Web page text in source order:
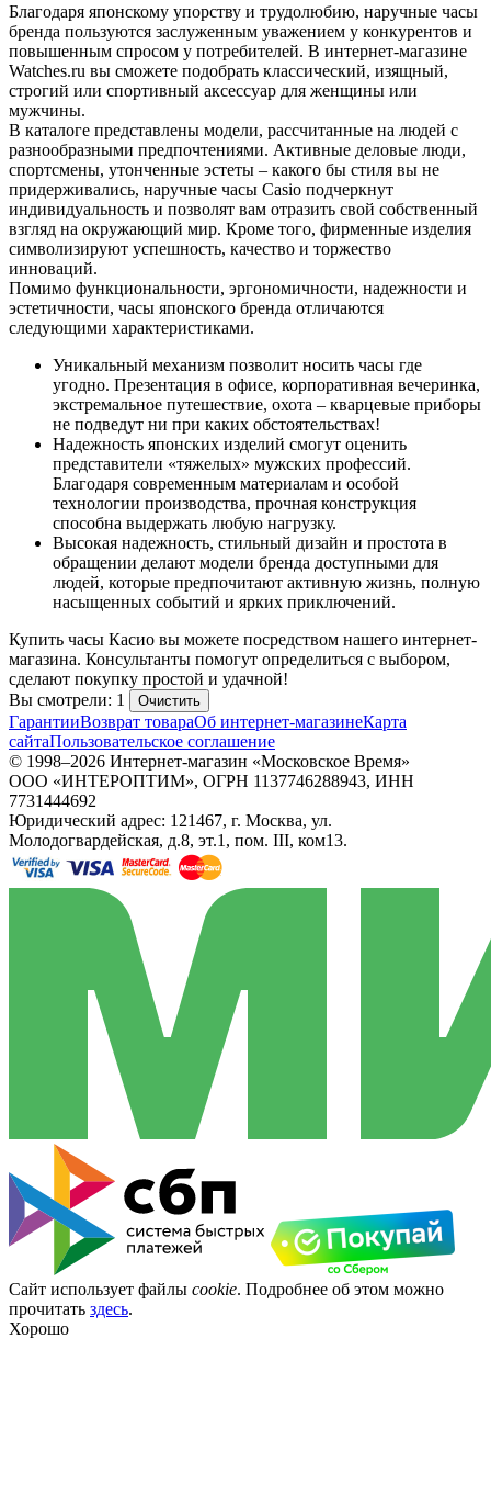
Благодаря японскому упорству и трудолюбию, наручные часы
бренда пользуются заслуженным уважением у конкурентов и
повышенным спросом у потребителей. В интернет-магазине
Watches.ru вы сможете подобрать классический, изящный,
строгий или спортивный аксессуар для женщины или
мужчины.
В каталоге представлены модели, рассчитанные на людей с
разнообразными предпочтениями. Активные деловые люди,
спортсмены, утонченные эстеты – какого бы стиля вы не
придерживались, наручные часы Casio подчеркнут
индивидуальность и позволят вам отразить свой собственный
взгляд на окружающий мир. Кроме того, фирменные изделия
символизируют успешность, качество и торжество
инноваций.
Помимо функциональности, эргономичности, надежности и
эстетичности, часы японского бренда отличаются
следующими характеристиками.
Уникальный механизм позволит носить часы где
угодно. Презентация в офисе, корпоративная вечеринка,
экстремальное путешествие, охота – кварцевые приборы
не подведут ни при каких обстоятельствах!
Надежность японских изделий смогут оценить
представители «тяжелых» мужских профессий.
Благодаря современным материалам и особой
технологии производства, прочная конструкция
способна выдержать любую нагрузку.
Высокая надежность, стильный дизайн и простота в
обращении делают модели бренда доступными для
людей, которые предпочитают активную жизнь, полную
насыщенных событий и ярких приключений.
Купить часы Касио вы можете посредством нашего интернет-
магазина. Консультанты помогут определиться с выбором,
сделают покупку простой и удачной!
Вы смотрели: 1
Очистить
ГарантииВозврат товараОб интернет-магазинеКарта
сайтаПользовательское соглашение
© 1998–2026 Интернет-магазин «Московское Время»
ООО «ИНТЕРОПТИМ», ОГРН 1137746288943, ИНН
7731444692
Юридический адрес: 121467, г. Москва, ул.
Молодогвардейская, д.8, эт.1, пом. III, ком13.
Сайт использует файлы cookie. Подробнее об этом можно
прочитать здесь.
Хорошо